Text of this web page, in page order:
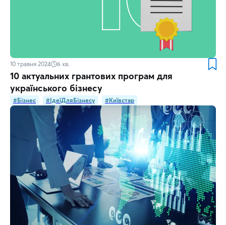
10 травня 2024 6 хв.
10 актуальних грантових програм для
українського бізнесу
#Бізнес #ІдеїДляБізнесу #Київстар